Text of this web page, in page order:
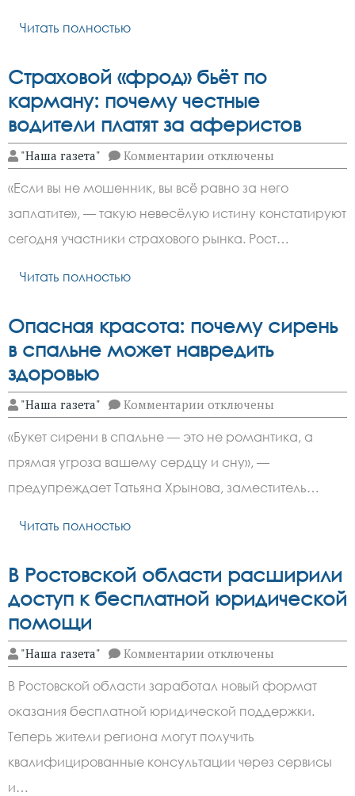
и
спросом
Читать полностью
Страховой «фрод» бьёт по
карману: почему честные
водители платят за аферистов
"Наша газета" Комментарии к
записи
«фрод»
бьёт
по
карману:
почему
отключены
«Если вы не мошенник, вы всё равно за него
заплатите», — такую невесёлую истину констатируют
сегодня участники страхового рынка. Рост…
Читать полностью
Опасная красота: почему сирень
в спальне может навредить
здоровью
"Наша газета" Комментарии к
записи
красота:
почему
сирень
в
спальне
отключены
«Букет сирени в спальне — это не романтика, а
прямая угроза вашему сердцу и сну», —
предупреждает Татьяна Хрынова, заместитель…
Читать полностью
В Ростовской области расширили
доступ к бесплатной юридической
помощи
"Наша газета" Комментарии к
записи
Ростовской
области
расширили
доступ
к
бесплатной
юридической
отключены
В Ростовской области заработал новый формат
оказания бесплатной юридической поддержки.
Теперь жители региона могут получить
квалифицированные консультации через сервисы
и…